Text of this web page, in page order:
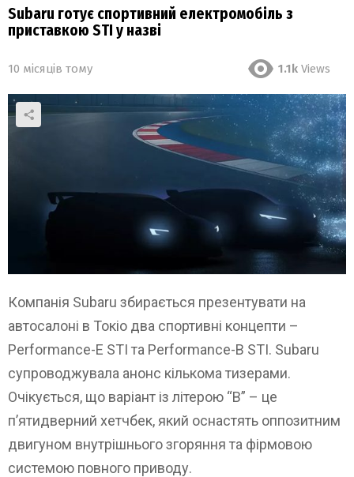
Subaru готує спортивний електромобіль з
приставкою STI у назві
10 місяців тому 1.1k Views
Компанія Subaru збирається презентувати на
автосалоні в Токіо два спортивні концепти –
Performance-E STI та Performance-B STI. Subaru
супроводжувала анонс кількома тизерами.
Очікується, що варіант із літерою “B” – це
п’ятидверний хетчбек, який оснастять оппозитним
двигуном внутрішнього згоряння та фірмовою
системою повного приводу.